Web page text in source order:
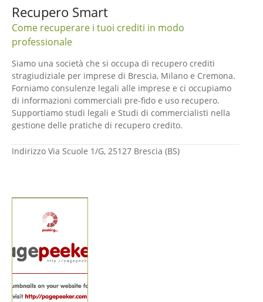
Recupero Smart
Come recuperare i tuoi crediti in modo
professionale
Siamo una società che si occupa di recupero crediti
stragiudiziale per imprese di Brescia, Milano e Cremona.
Forniamo consulenze legali alle imprese e ci occupiamo
di informazioni commerciali pre-fido e uso recupero.
Supportiamo studi legali e Studi di commercialisti nella
gestione delle pratiche di recupero credito.
Indirizzo Via Scuole 1/G, 25127 Brescia (BS)